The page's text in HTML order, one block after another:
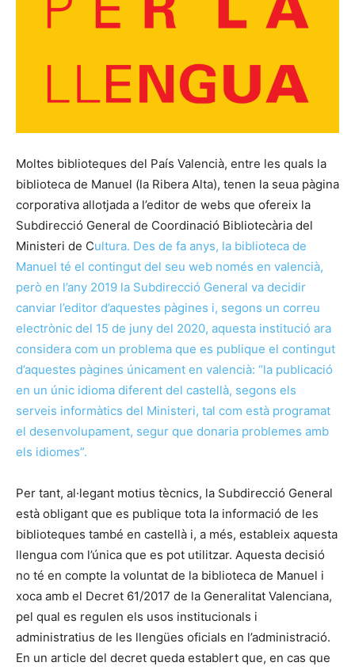
Moltes biblioteques del País Valencià, entre les quals la
biblioteca de Manuel (la Ribera Alta), tenen la seua pàgina
corporativa allotjada a l’editor de webs que ofereix la
Subdirecció General de Coordinació Bibliotecària del
Ministeri de Cultura. Des de fa anys, la biblioteca de
Manuel té el contingut del seu web només en valencià,
però en l’any 2019 la Subdirecció General va decidir
canviar l’editor d’aquestes pàgines i, segons un correu
electrònic del 15 de juny del 2020, aquesta institució ara
considera com un problema que es publique el contingut
d’aquestes pàgines únicament en valencià: “la publicació
en un únic idioma diferent del castellà, segons els
serveis informàtics del Ministeri, tal com està programat
el desenvolupament, segur que donaria problemes amb
els idiomes”.
Per tant, al·legant motius tècnics, la Subdirecció General
està obligant que es publique tota la informació de les
biblioteques també en castellà i, a més, estableix aquesta
llengua com l’única que es pot utilitzar. Aquesta decisió
no té en compte la voluntat de la biblioteca de Manuel i
xoca amb el Decret 61/2017 de la Generalitat Valenciana,
pel qual es regulen els usos institucionals i
administratius de les llengües oficials en l’administració.
En un article del decret queda establert que, en cas que